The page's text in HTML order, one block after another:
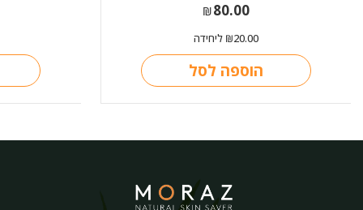
₪80.00
₪20.00 ליחידה
הוספה לסל